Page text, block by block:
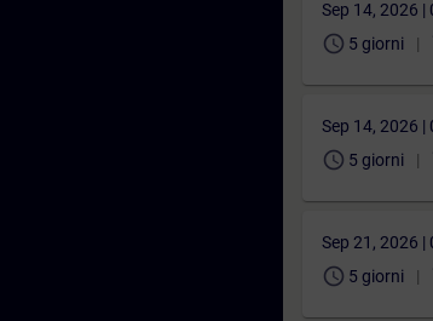
Sep 14, 2026 |
schedule 5 giorni
Sep 14, 2026 |
schedule 5 giorni
Sep 21, 2026 |
schedule 5 giorni